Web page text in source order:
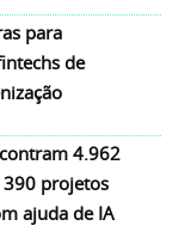
para
de
4.962
projetos
ajuda de IA